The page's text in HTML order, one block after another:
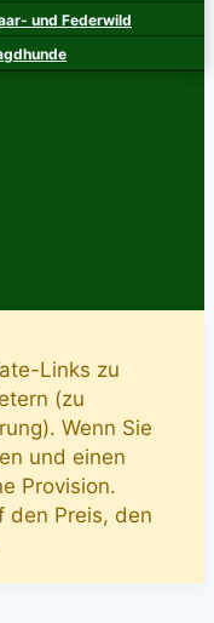
und Federwild
Links zu
(zu
Wenn Sie
und einen
Provision.
den Preis, den